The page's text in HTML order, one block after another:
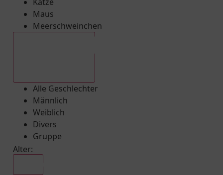
Maus
Meerschweinchen
Alle Geschlechter
Männlich
Weiblich
Divers
Gruppe
Alter: